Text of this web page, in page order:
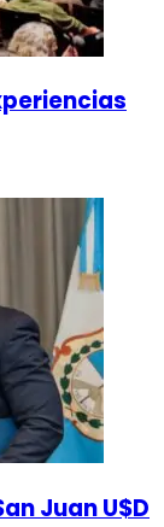
Juan U$D